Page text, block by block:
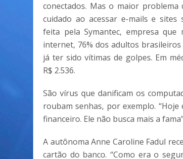
conectados. Mas o maior
cuidado ao acessar e-mails e sites
feita pela Symantec, empresa
internet, 76% dos adultos
já ter sido vítimas de golpes. Em
R$ 2.536.
São vírus que danificam os
roubam senhas, por exemplo.
financeiro. Ele não busca mais a
A autônoma Anne Caroline Fadul
cartão do banco. “Como era o